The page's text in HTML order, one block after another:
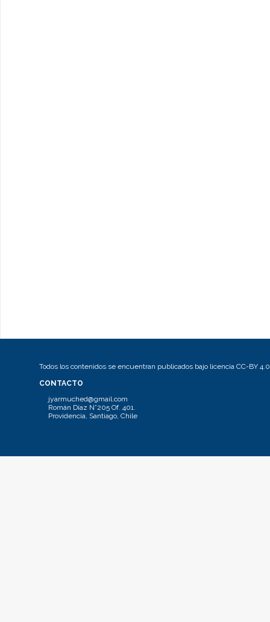
Todos los contenidos se encuentran publicados bajo licencia CC-BY 4.0
CONTACTO
jyarmuched@gmail.com
Román Díaz N°205 Of. 401.
Providencia, Santiago, Chile